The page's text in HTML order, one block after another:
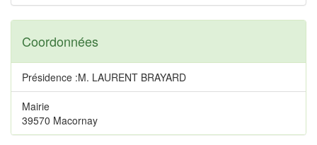
Coordonnées
Présidence :M. LAURENT BRAYARD
Mairie
39570 Macornay